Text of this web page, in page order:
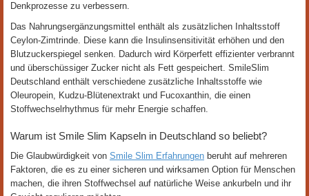
Denkprozesse zu verbessern.
Das Nahrungsergänzungsmittel enthält als zusätzlichen Inhaltsstoff
Ceylon-Zimtrinde. Diese kann die Insulinsensitivität erhöhen und den
Blutzuckerspiegel senken. Dadurch wird Körperfett effizienter verbrannt
und überschüssiger Zucker nicht als Fett gespeichert. SmileSlim
Deutschland enthält verschiedene zusätzliche Inhaltsstoffe wie
Oleuropein, Kudzu-Blütenextrakt und Fucoxanthin, die einen
Stoffwechselrhythmus für mehr Energie schaffen.
Warum ist Smile Slim Kapseln in Deutschland so beliebt?
Die Glaubwürdigkeit von Smile Slim Erfahrungen beruht auf mehreren
Faktoren, die es zu einer sicheren und wirksamen Option für Menschen
machen, die ihren Stoffwechsel auf natürliche Weise ankurbeln und ihr